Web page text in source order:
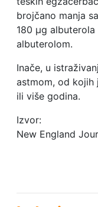
brojčano manja
180 μg
albuterolom.
Inače, u
astmom, od kojih
ili više godina.
Izvor:
New England